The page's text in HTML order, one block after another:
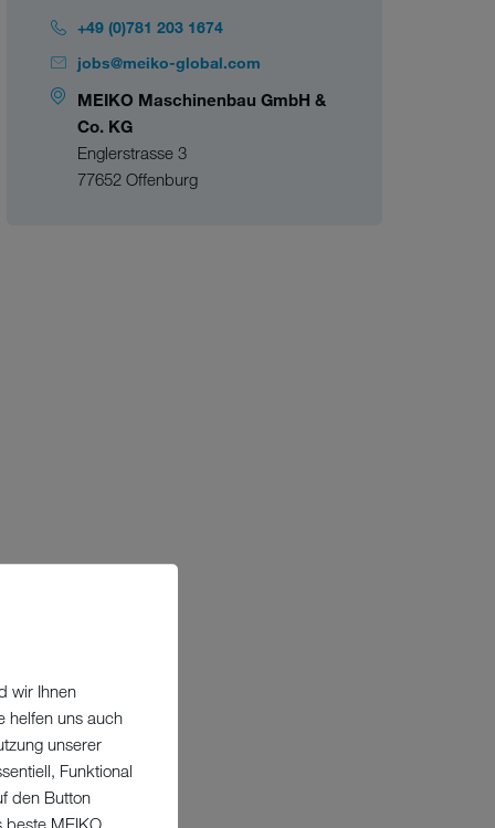
wir Ihnen
helfen uns auch
unserer
Funktional
den Button
beste MEIKO
+49 (0)781 203 1674
jobs@meiko-global.com
MEIKO Maschinenbau GmbH &
Co. KG
Englerstrasse 3
77652 Offenburg